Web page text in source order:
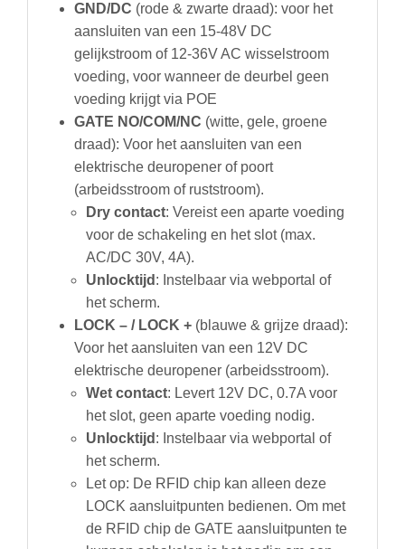
GND/DC (rode & zwarte draad): voor het
aansluiten van een 15-48V DC
gelijkstroom of 12-36V AC wisselstroom
voeding, voor wanneer de deurbel geen
voeding krijgt via POE
GATE NO/COM/NC (witte, gele, groene
draad): Voor het aansluiten van een
elektrische deuropener of poort
(arbeidsstroom of ruststroom).
Dry contact: Vereist een aparte voeding
voor de schakeling en het slot (max.
AC/DC 30V, 4A).
Unlocktijd : Instelbaar via webportal of
het scherm.
LOCK – / LOCK + (blauwe & grijze draad):
Voor het aansluiten van een 12V DC
elektrische deuropener (arbeidsstroom).
Wet contact: Levert 12V DC, 0.7A voor
het slot, geen aparte voeding nodig.
Unlocktijd : Instelbaar via webportal of
het scherm.
Let op: De RFID chip kan alleen deze
LOCK aansluitpunten bedienen. Om met
de RFID chip de GATE aansluitpunten te